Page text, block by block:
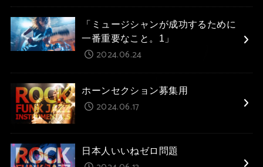
「ミュージシャンが成功するために
一番重要なこと。1」
2024.06.24
ホーンセクション募集用
2024.06.17
日本人いいねゼロ問題